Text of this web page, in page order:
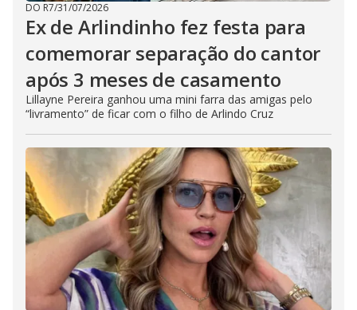
DO R7/31/07/2026
Ex de Arlindinho fez festa para
comemorar separação do cantor
após 3 meses de casamento
Lillayne Pereira ganhou uma mini farra das amigas pelo
“livramento” de ficar com o filho de Arlindo Cruz